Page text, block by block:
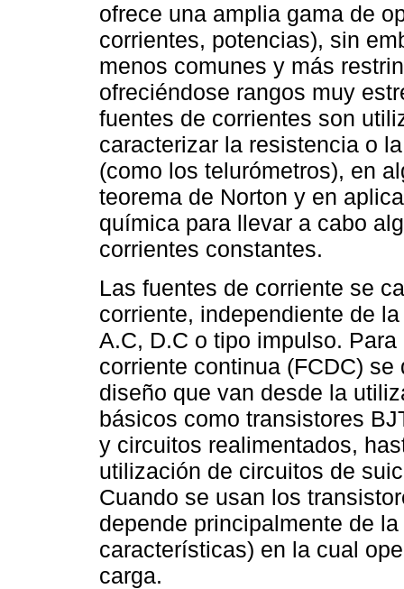
ofrece una amplia gama de
corrientes, potencias), sin
menos comunes y más
ofreciéndose rangos muy
fuentes de corrientes son
caracterizar la resistencia o
(como los telurómetros), en
teorema de Norton y en
química para llevar a cabo
corrientes constantes.
Las fuentes de corriente se
corriente, independiente de
A.C, D.C o tipo impulso.
corriente continua (FCDC)
diseño que van desde la
básicos como transistores
y circuitos realimentados,
utilización de circuitos de
Cuando se usan los
depende principalmente de
características) en la cual
carga.